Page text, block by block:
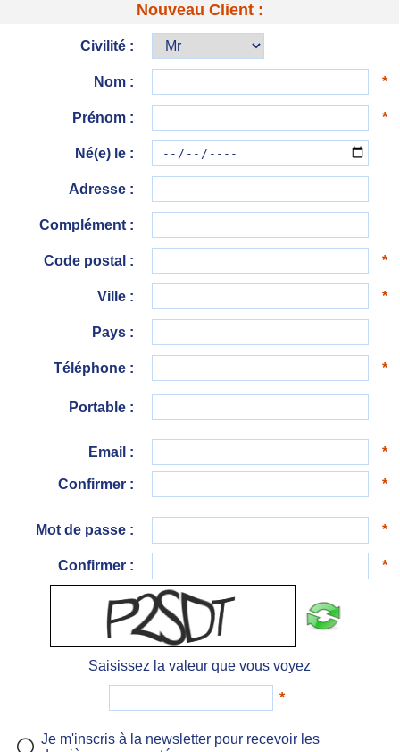
Nouveau Client :
Civilité :
Nom : *
Prénom : *
Né(e) le :
Adresse :
Complément :
Code postal : *
Ville : *
Pays :
Téléphone : *
Portable :
Email : *
Confirmer : *
Mot de passe : *
Confirmer : *
Saisissez la valeur que vous voyez
*
Je m'inscris à la newsletter pour recevoir les